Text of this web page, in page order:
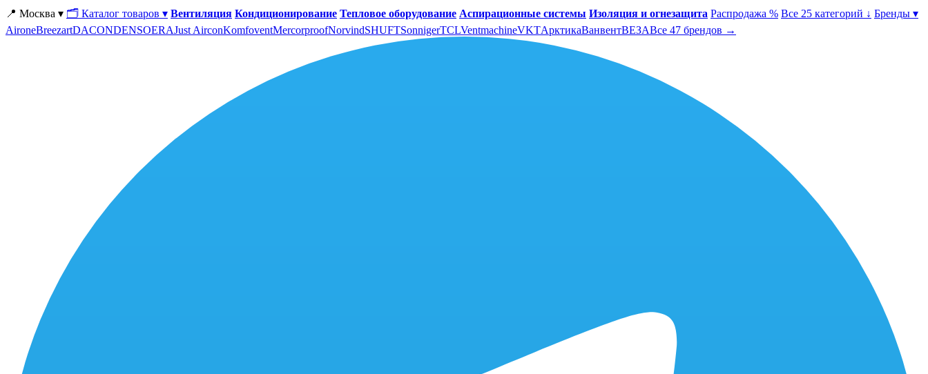
📍 Москва ▾ 🗂 Каталог товаров ▾ Вентиляция Кондиционирование Тепловое оборудование Аспирационные системы Изоляция и огнезащита Распродажа % Все 25 категорий ↓ Бренды ▾
AironeBreezartDACONDENSOERAJust AirconKomfoventMercorproofNorvindSHUFTSonnigerTCLVentmachineVKTАрктикаВанвентВЕЗАВсе 47 брендов →